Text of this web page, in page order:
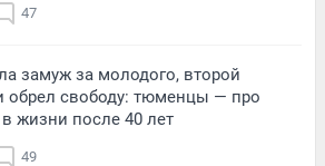
47
замуж за молодого, второй
обрел свободу: тюменцы — про
жизни после 40 лет
49